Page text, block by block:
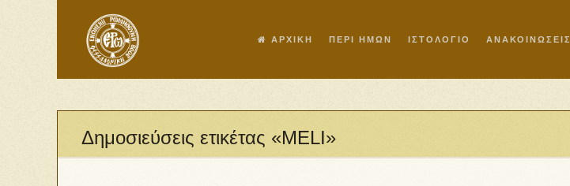
ΑΡΧΙΚΗ ΠΕΡΙ ΗΜΩΝ ΙΣΤΟΛΟΓΙΟ ΑΝΑΚΟΙΝΩΣΕΙΣ
Δημοσιεύσεις ετικέτας «MELI»